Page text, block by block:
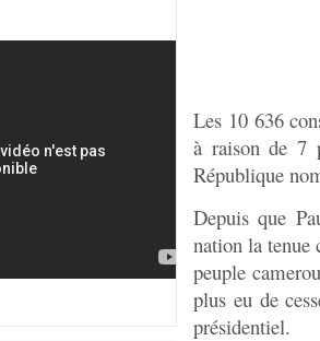
Les 10 636
à raison de 7
République
Depuis que
nation la tenue
peuple
plus eu de
présidentiel.